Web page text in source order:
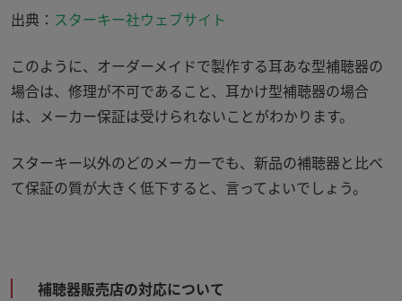
出典： スターキー社ウェブサイト
このように、オーダーメイドで製作する耳あな型補聴器の
場合は、修理が不可であること、耳かけ型補聴器の場合
は、メーカー保証は受けられないことがわかります。
スターキー以外のどのメーカーでも、新品の補聴器と比べ
て保証の質が大きく低下すると、言ってよいでしょう。
補聴器販売店の対応について